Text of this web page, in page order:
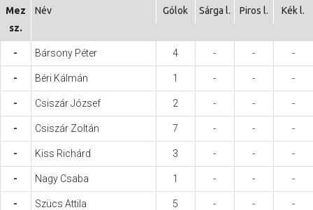
Hasznos
Mez
sz.
Név Gólok Sárga l. Piros l. Kék l.
- Bársony Péter 4 - - -
- Béri Kálmán 1 - - -
- Csiszár József 2 - - -
- Csiszár Zoltán 7 - - -
- Kiss Richárd 3 - - -
- Nagy Csaba 1 - - -
- Szücs Attila 5 - - -